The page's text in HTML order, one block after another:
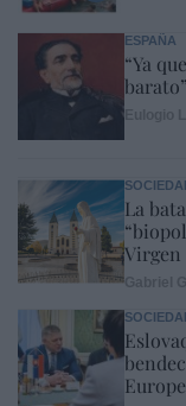
ESPAÑA
“Ya
barato”
La
Virgen